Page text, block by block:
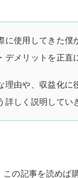
使用してきた僕
メリットを正直
由や、収益化に
しく説明してい
の記事を読めば